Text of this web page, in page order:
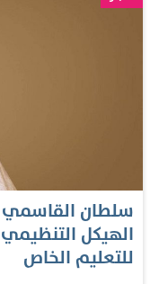
سلطان القاسمي
الهيكل
للتعليم الخاص